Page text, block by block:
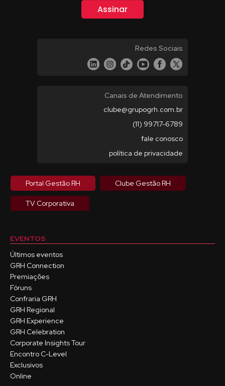
Redes Sociais
Canais de Atendimento
clube@grupogrh.com.br
(11) 99717-6789
fale conosco
política de privacidade
Portal Gestão RH Clube Gestão RH
TV Corporativa
EVENTOS
Últimos eventos
GRH Connection
Premiações
Fóruns
Confraria GRH
GRH Regional
GRH Experience
GRH Celebration
Corporate Insights Tour
Encontro C-Level
Exclusivos
Online